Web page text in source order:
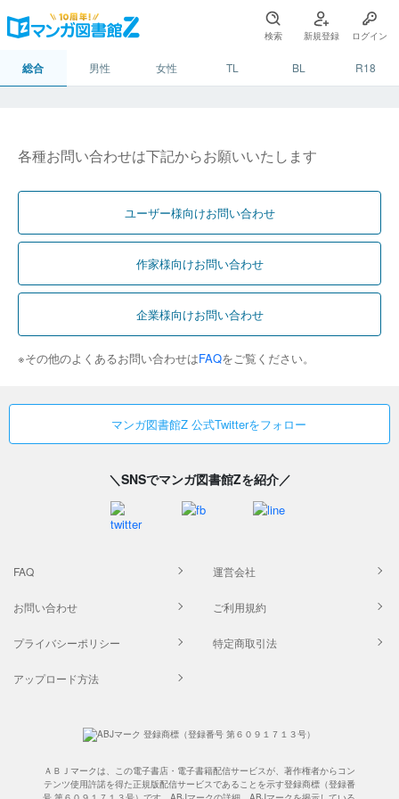
検索 新規登録 ログイン
総合 男性 女性 TL BL R18
各種お問い合わせは下記からお願いいたします
ユーザー様向けお問い合わせ
作家様向けお問い合わせ
企業様向けお問い合わせ
※その他のよくあるお問い合わせはFAQをご覧ください。
マンガ図書館Z 公式Twitterをフォロー
＼SNSでマンガ図書館Zを紹介／
FAQ 運営会社
お問い合わせ ご利用規約
プライバシーポリシー 特定商取引法
アップロード方法
ＡＢＪマークは、この電子書店・電子書籍配信サービスが、著作権者からコン
テンツ使用許諾を得た正規版配信サービスであることを示す登録商標（登録番